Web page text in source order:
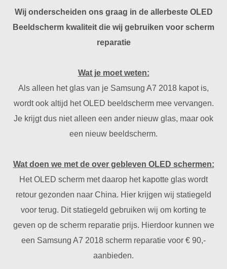
Wij onderscheiden ons graag in de allerbeste OLED
Beeldscherm kwaliteit die wij gebruiken voor scherm
reparatie
Wat je moet weten:
Als alleen het glas van je Samsung A7 2018 kapot is,
wordt ook altijd het OLED beeldscherm mee vervangen.
Je krijgt dus niet alleen een ander nieuw glas, maar ook
een nieuw beeldscherm.
Wat doen we met de over gebleven OLED schermen:
Het OLED scherm met daarop het kapotte glas wordt
retour gezonden naar China. Hier krijgen wij statiegeld
voor terug. Dit statiegeld gebruiken wij om korting te
geven op de scherm reparatie prijs. Hierdoor kunnen we
een Samsung A7 2018 scherm reparatie voor € 90,-
aanbieden.